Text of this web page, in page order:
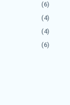
(6)
(4)
(4)
(6)